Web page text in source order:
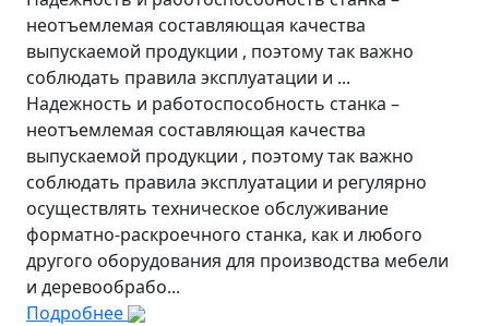
неотъемлемая составляющая качества
выпускаемой продукции , поэтому так важно
соблюдать правила эксплуатации и ...
Надежность и работоспособность станка –
неотъемлемая составляющая качества
выпускаемой продукции , поэтому так важно
соблюдать правила эксплуатации и регулярно
осуществлять техническое обслуживание
форматно-раскроечного станка, как и любого
другого оборудования для производства мебели
и деревообрабо...
Подробнее